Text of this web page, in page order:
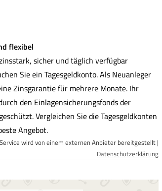
flexibel
sicher und täglich verfügbar
Sie ein Tages­geldkonto. Als Neuanleger
Zinsgarantie für mehrere Monate. Ihr
den Einlagensicherungsfonds der
Vergleichen Sie die Tages­geldkonten
Angebot.
wird von einem externen Anbieter bereitgestellt |
Datenschutzerklärung